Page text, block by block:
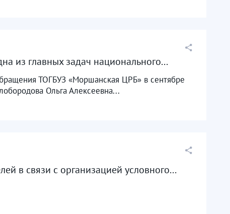
из главных задач национального...
ТОГБУЗ «Моршанская ЦРБ» в сентябре
Ольга Алексеевна...
в связи с организацией условного...